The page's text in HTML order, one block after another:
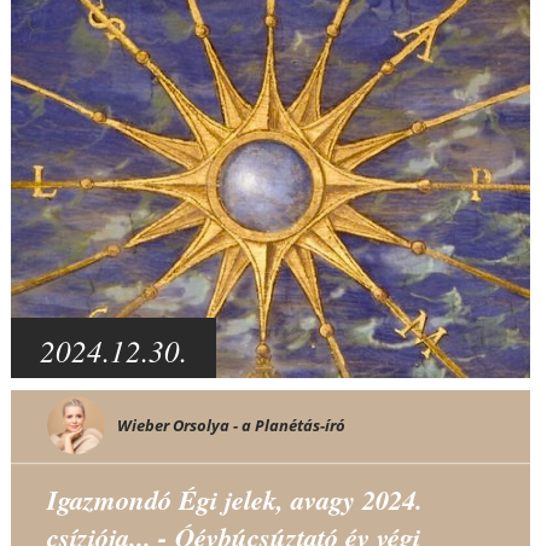
2024.12.30.
Wieber Orsolya - a Planétás-író
Igazmondó Égi jelek, avagy 2024.
csíziója... - Óévbúcsúztató év végi